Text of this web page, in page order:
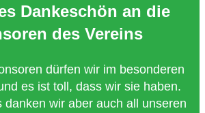
Dankeschön an die
des Vereins
dürfen wir im besonderen
es ist toll, dass wir sie haben.
danken wir aber auch all unseren